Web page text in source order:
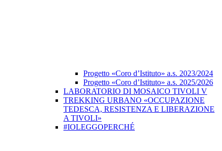
Progetto «Coro d’Istituto» a.s. 2023/2024
Progetto «Coro d’Istituto» a.s. 2025/2026
LABORATORIO DI MOSAICO TIVOLI V
TREKKING URBANO «OCCUPAZIONE
TEDESCA, RESISTENZA E LIBERAZIONE
A TIVOLI»
#IOLEGGOPERCHÉ